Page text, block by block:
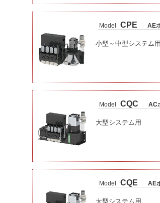
Model CPE AE
小型～中型システム用
Model CQC AC
大型システム用
Model CQE AE
大型システム用